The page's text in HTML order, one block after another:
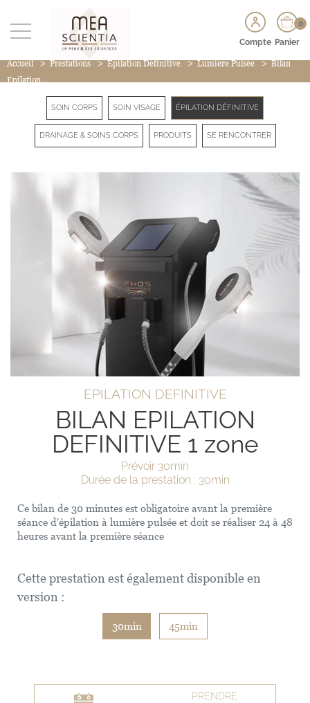
Compte
0
Panier
Accueil > Prestations > Épilation Définitive > Lumiere Pulsée > Bilan
Epilation...
SOIN CORPS SOIN VISAGE ÉPILATION DÉFINITIVE
DRAINAGE & SOINS CORPS PRODUITS SE RENCONTRER
EPILATION DEFINITIVE
BILAN EPILATION
DEFINITIVE 1 zone
Prévoir 30min
Durée de la prestation : 30min
Ce bilan de 30 minutes est obligatoire avant la première
séance d'épilation à lumière pulsée et doit se réaliser 24 à 48
heures avant la première séance
Cette prestation est également disponible en
version :
30min 45min
PRENDRE